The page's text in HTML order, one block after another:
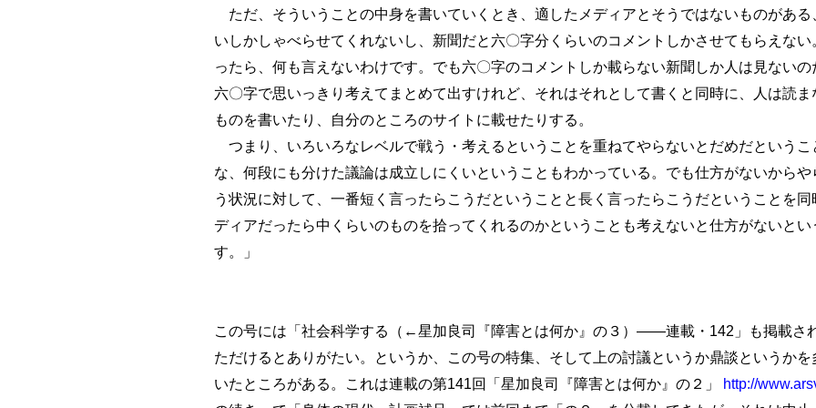
ただ、そういうことの中身を書いていくとき、適したメディアとそうではないものがあ
いしかしゃべらせてくれないし、新聞だと六〇字分くらいのコメントしかさせてもらえな
ったら、何も言えないわけです。でも六〇字のコメントしか載らない新聞しか人は見ない
六〇字で思いっきり考えてまとめて出すけれど、それはそれとして書くと同時に、人は読
ものを書いたり、自分のところのサイトに載せたりする。
つまり、いろいろなレベルで戦う・考えるということを重ねてやらないとだめだという
な、何段にも分けた議論は成立しにくいということもわかっている。でも仕方がないから
う状況に対して、一番短く言ったらこうだということと長く言ったらこうだということを
ディアだったら中くらいのものを拾ってくれるのかということも考えないと仕方がないと
す。」
この号には「社会科学する（←星加良司『障害とは何か』の３）――連載・142」も掲載さ
ただけるとありがたい。というか、この号の特集、そして上の討議というか鼎談というか
いたところがある。これは連載の第141回「星加良司『障害とは何か』の２」 http://